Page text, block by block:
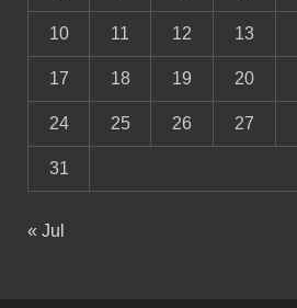
10 11 12 13
17 18 19 20
24 25 26 27
31
« Jul